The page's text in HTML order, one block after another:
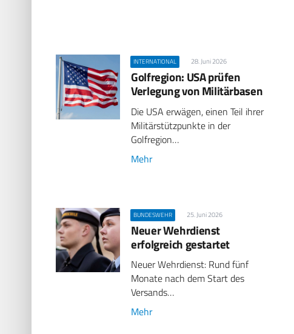
INTERNATIONAL 28. Juni 2026
Golfregion: USA prüfen
Verlegung von Militärbasen
Die USA erwägen, einen Teil ihrer
Militärstützpunkte in der
Golfregion…
Mehr
BUNDESWEHR 25. Juni 2026
Neuer Wehrdienst
erfolgreich gestartet
Neuer Wehrdienst: Rund fünf
Monate nach dem Start des
Versands…
Mehr